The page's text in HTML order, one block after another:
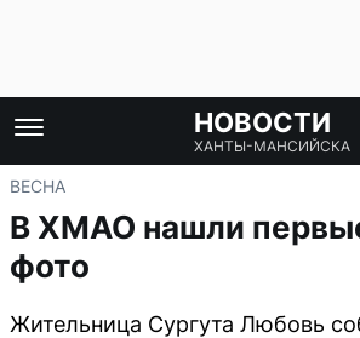
НОВОСТИ
ХАНТЫ-МАНСИЙСКА
ВЕСНА
В ХМАО нашли
фото
Жительница Сургута Любовь